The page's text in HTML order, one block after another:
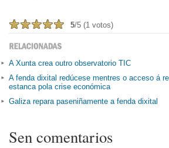
5/5 (1 votos)
A Xunta crea outro observatorio TIC
A fenda dixital redúcese mentres o acceso á
estanca pola crise económica
Galiza repara paseniñamente a fenda dixital
Sen comentarios